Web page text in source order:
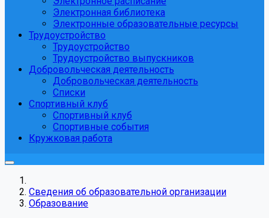
Электронная библиотека
Электронные образовательные ресурсы
Трудоустройство
Трудоустройство
Трудоустройство выпускников
Добровольческая деятельность
Добровольческая деятельность
Списки
Спортивный клуб
Спортивный клуб
Спортивные события
Кружковая работа
Сведения об образовательной организации
Образование